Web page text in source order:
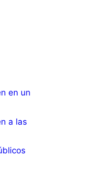
en un
a las